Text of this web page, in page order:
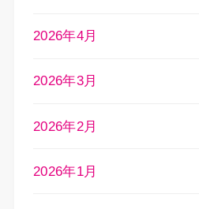
2026年4月
2026年3月
2026年2月
2026年1月